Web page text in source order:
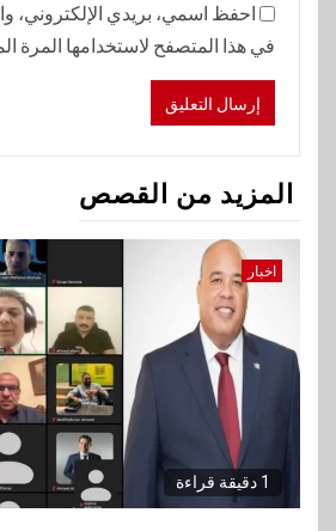
احفظ اسمي، بريدي الإلكتروني،
في هذا المتصفح لاستخدامها المرة
المزيد من القصص
اخبار
1 دقيقة قراءة